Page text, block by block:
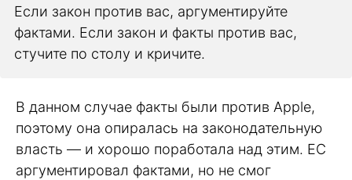
Если закон против вас, аргументируйте
фактами. Если закон и факты против вас,
стучите по столу и кричите.
В данном случае факты были против Apple,
поэтому она опиралась на законодательную
власть — и хорошо поработала над этим. ЕС
аргументировал фактами, но не смог